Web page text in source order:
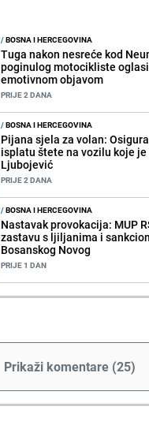
/BOSNA I HERCEGOVINA
Tuga nakon nesreće kod
poginulog motocikliste
emotivnom objavom
PRIJE 2 DANA
/BOSNA I HERCEGOVINA
Pijana sjela za volan:
isplatu štete na vozilu koje
Ljubojević
PRIJE 2 DANA
/BOSNA I HERCEGOVINA
Nastavak provokacija: MUP
zastavu s ljiljanima i
Bosanskog Novog
PRIJE 1 DAN
Prikaži komentare (25)